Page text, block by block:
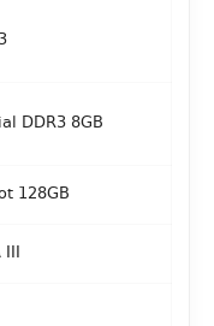
DDR3 8GB
128GB
III